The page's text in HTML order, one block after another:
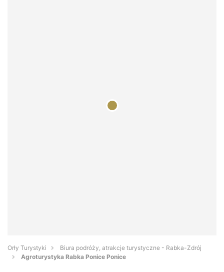
Orły Turystyki
Biura podróży, atrakcje turystyczne - Rabka-Zdrój
Agroturystyka Rabka Ponice Ponice